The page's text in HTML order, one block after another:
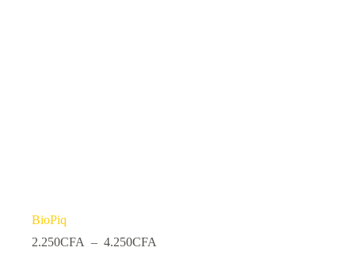
BioPiq
2.250CFA – 4.250CFA